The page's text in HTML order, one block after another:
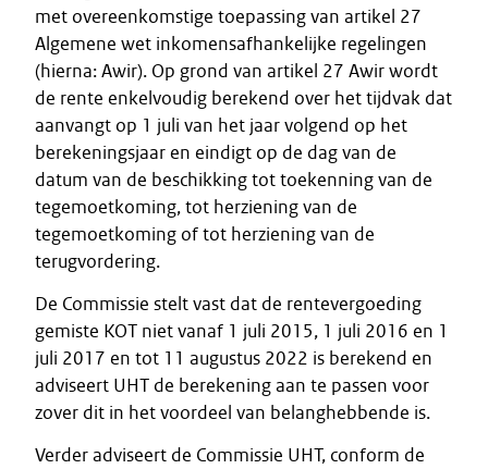
met overeenkomstige toepassing van artikel 27
Algemene wet inkomensafhankelijke regelingen
(hierna: Awir). Op grond van artikel 27 Awir wordt
de rente enkelvoudig berekend over het tijdvak dat
aanvangt op 1 juli van het jaar volgend op het
berekeningsjaar en eindigt op de dag van de
datum van de beschikking tot toekenning van de
tegemoetkoming, tot herziening van de
tegemoetkoming of tot herziening van de
terugvordering.
De Commissie stelt vast dat de rentevergoeding
gemiste KOT niet vanaf 1 juli 2015, 1 juli 2016 en 1
juli 2017 en tot 11 augustus 2022 is berekend en
adviseert UHT de berekening aan te passen voor
zover dit in het voordeel van belanghebbende is.
Verder adviseert de Commissie UHT, conform de